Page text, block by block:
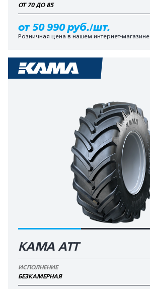
ОТ 70 ДО 85
от 50 990 руб./шт.
Розничная цена в нашем интернет-магазине
КАМА АТТ
ИСПОЛНЕНИЕ
БЕЗКАМЕРНАЯ